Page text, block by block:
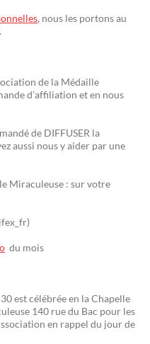
, nous les portons au
de la Médaille
d’affiliation et en nous
de DIFFUSER la
aussi nous y aider par une
Miraculeuse : sur votre
du mois
est célébrée en la Chapelle
140 rue du Bac pour les
en rappel du jour de